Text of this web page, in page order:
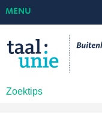
Zoektips
MENU